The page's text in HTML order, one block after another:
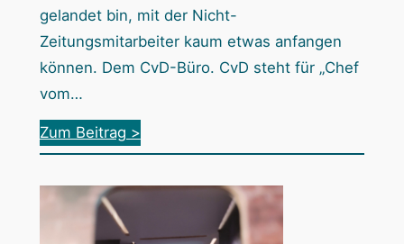
r
m
P
z
gelandet bin, mit der Nicht-
Zeitungsmitarbeiter kaum etwas anfangen
können. Dem CvD-Büro. CvD steht für „Chef
vom…
Zum Beitrag >:
D
e
H